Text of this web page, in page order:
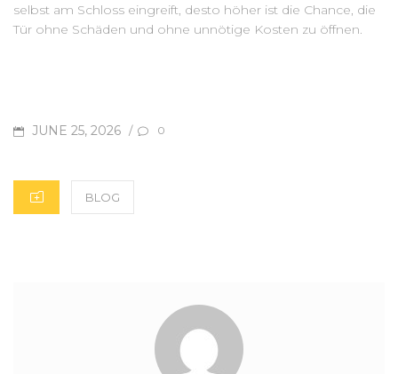
selbst am Schloss eingreift, desto höher ist die Chance, die
Tür ohne Schäden und ohne unnötige Kosten zu öffnen.
POSTED
JUNE 25, 2026 / 0
CATEGORIES
BLOG